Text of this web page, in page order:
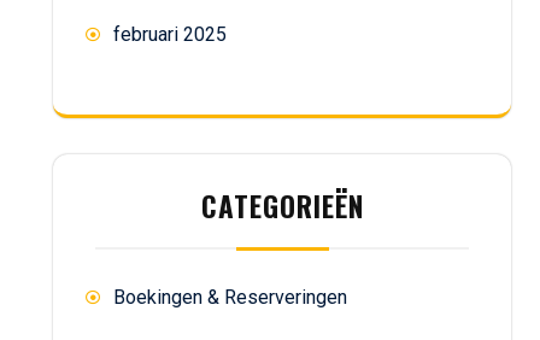
februari 2025
CATEGORIEËN
Boekingen & Reserveringen